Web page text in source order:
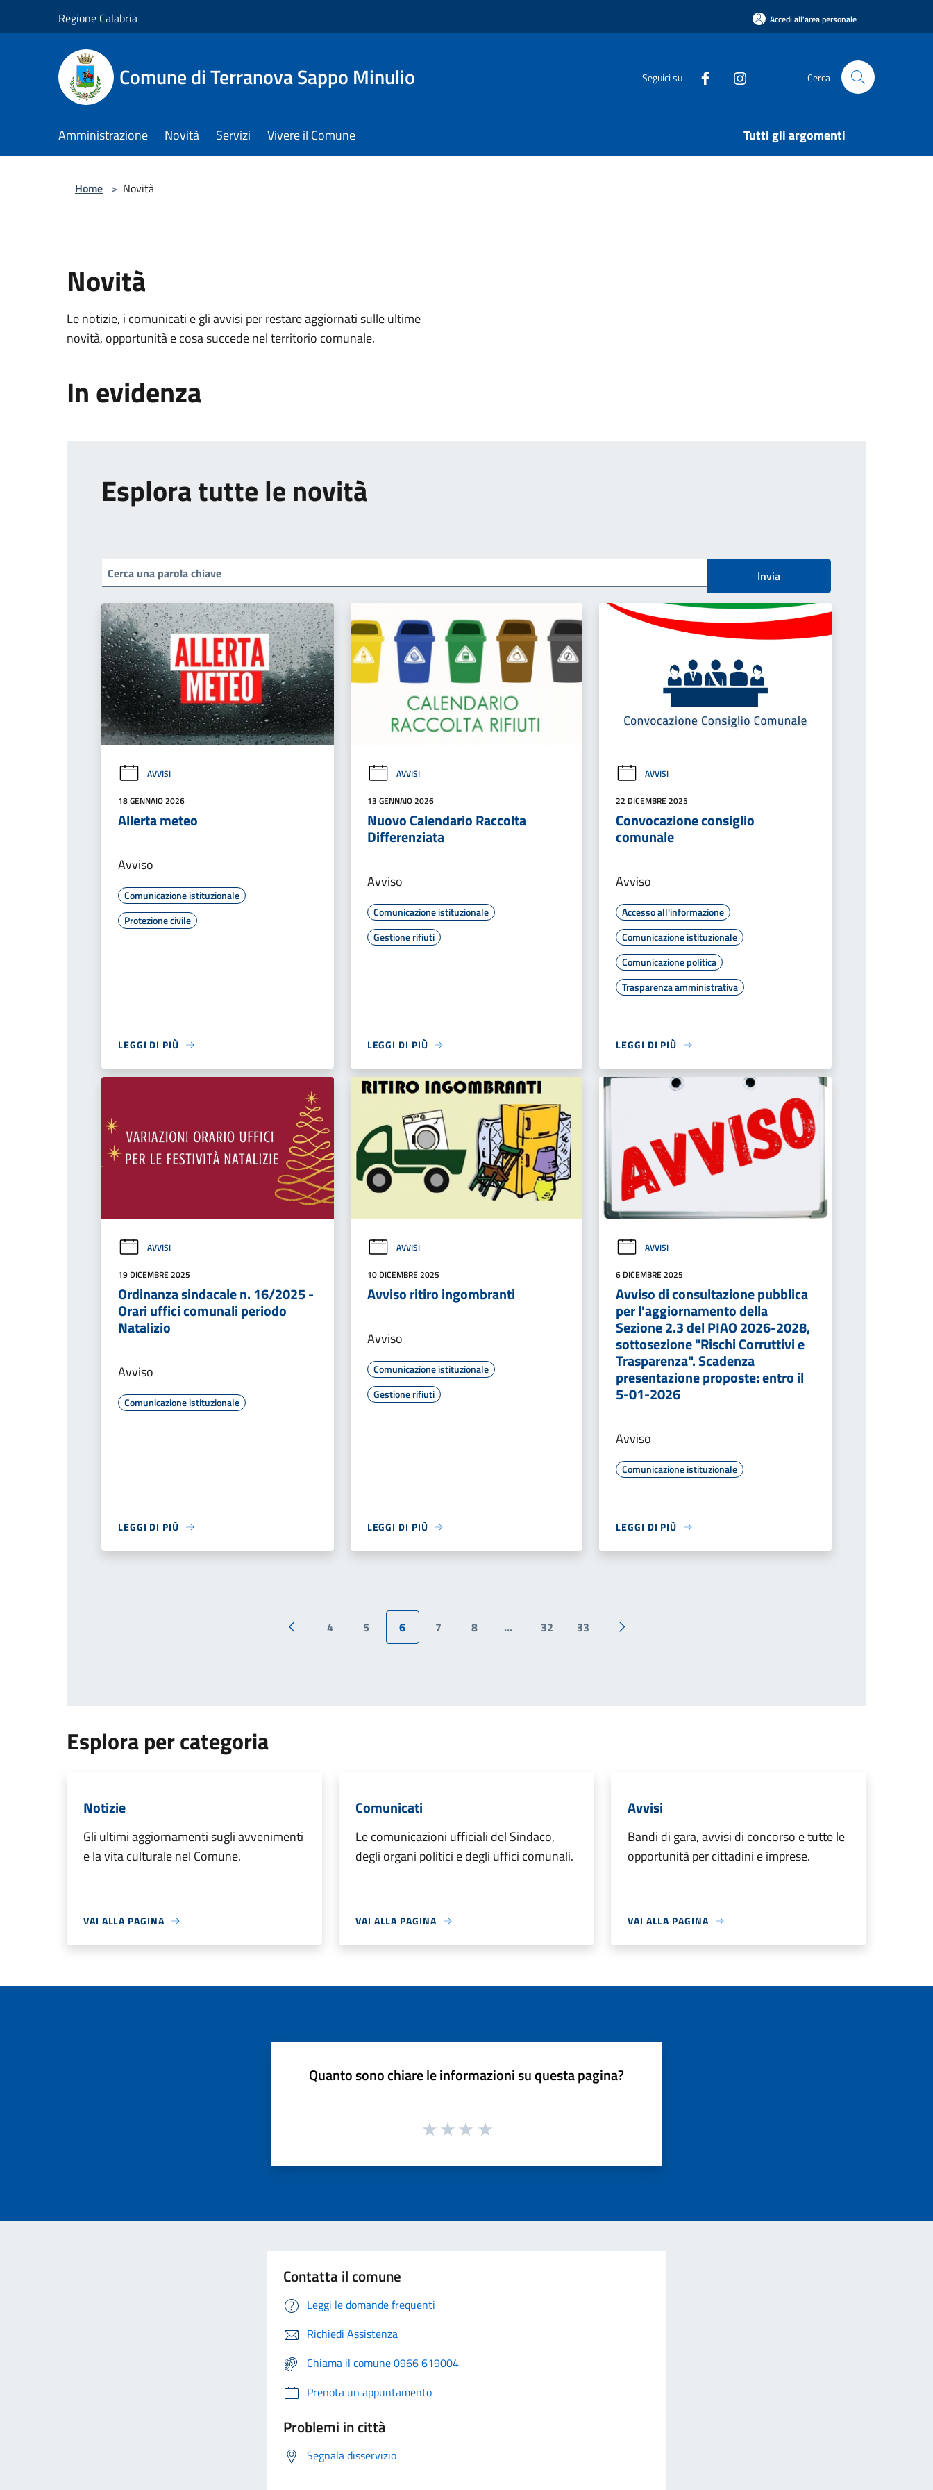
Regione Calabria Accedi all'area personale
Comune di Terranova Sappo Minulio Seguici su Cerca
Amministrazione Novità Servizi Vivere il Comune Tutti gli argomenti
Home > Novità
Novità
Le notizie, i comunicati e gli avvisi per restare aggiornati sulle ultime
novità, opportunità e cosa succede nel territorio comunale.
In evidenza
Esplora tutte le novità
Invia
AVVISI
18 GENNAIO 2026
Allerta meteo
Avviso
Comunicazione istituzionale
Protezione civile
LEGGI DI PIÙ
AVVISI
13 GENNAIO 2026
Nuovo Calendario Raccolta
Differenziata
Avviso
Comunicazione istituzionale
Gestione rifiuti
LEGGI DI PIÙ
AVVISI
22 DICEMBRE 2025
Convocazione consiglio
comunale
Avviso
Accesso all'informazione
Comunicazione istituzionale
Comunicazione politica
Trasparenza amministrativa
LEGGI DI PIÙ
AVVISI
19 DICEMBRE 2025
Ordinanza sindacale n. 16/2025 -
Orari uffici comunali periodo
Natalizio
Avviso
Comunicazione istituzionale
LEGGI DI PIÙ
AVVISI
10 DICEMBRE 2025
Avviso ritiro ingombranti
Avviso
Comunicazione istituzionale
Gestione rifiuti
LEGGI DI PIÙ
AVVISI
6 DICEMBRE 2025
Avviso di consultazione pubblica
per l'aggiornamento della
Sezione 2.3 del PIAO 2026-2028,
sottosezione "Rischi Corruttivi e
Trasparenza". Scadenza
presentazione proposte: entro il
5-01-2026
Avviso
Comunicazione istituzionale
LEGGI DI PIÙ
Pagina precedente
4 5 6 7 8 ... 32 33
Pagina successiva
Esplora per categoria
Notizie
Gli ultimi aggiornamenti sugli avvenimenti
e la vita culturale nel Comune.
VAI ALLA PAGINA
Comunicati
Le comunicazioni ufficiali del Sindaco,
degli organi politici e degli uffici comunali.
VAI ALLA PAGINA
Avvisi
Bandi di gara, avvisi di concorso e tutte le
opportunità per cittadini e imprese.
VAI ALLA PAGINA
Quanto sono chiare le informazioni su questa pagina?
Contatta il comune
Leggi le domande frequenti
Richiedi Assistenza
Chiama il comune 0966 619004
Prenota un appuntamento
Problemi in città
Segnala disservizio